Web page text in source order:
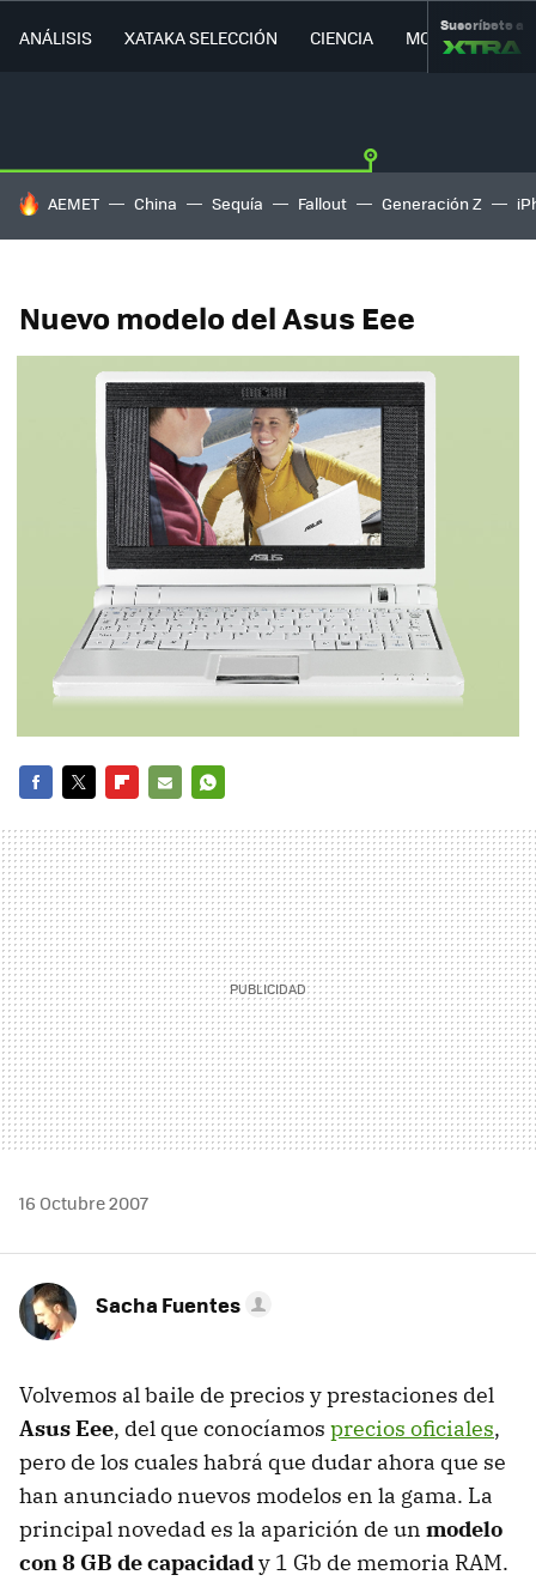
ANÁLISIS XATAKA SELECCIÓN CIENCIA MOVILIDAD
Suscríbete a
HOY SE HABLA DE
AEMET China Sequía Fallout Generación Z
Nuevo modelo del Asus Eee
MAIL
16 Octubre 2007
Sacha Fuentes
Volvemos al baile de precios y prestaciones del
Asus Eee, del que conocíamos precios oficiales,
pero de los cuales habrá que dudar ahora que se
han anunciado nuevos modelos en la gama. La
principal novedad es la aparición de un modelo
con 8 GB de capacidady 1 Gb de memoria RAM.